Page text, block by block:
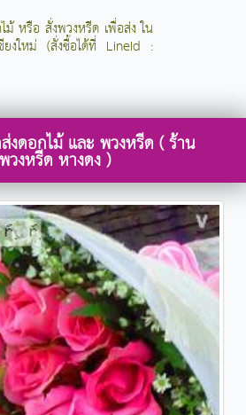
ม้ หรือ สั่งพวงหรีด เพื่อส่ง ใน
ยงใหม่ (สั่งซื้อได้ที่ LineId :
งดอกไม้ และ พวงหรีด ( ร้าน
งหรีด หางดง )